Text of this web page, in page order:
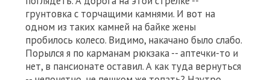
грунтовка с торчащими камнями. И вот на
одном из таких камней на байке жены
пробилось колесо. Видимо, накачано было слабо.
Порылся я по карманам рюкзака -- аптечки-то и
нет, в пансионате оставил. А как туда вернуться